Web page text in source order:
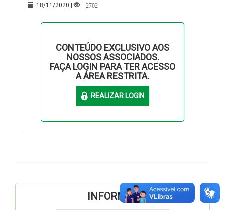
18/11/2020 | 2702
CONTEÚDO EXCLUSIVO AOS
NOSSOS ASSOCIADOS.
FAÇA LOGIN PARA TER ACESSO
A ÁREA RESTRITA.
INFORMES